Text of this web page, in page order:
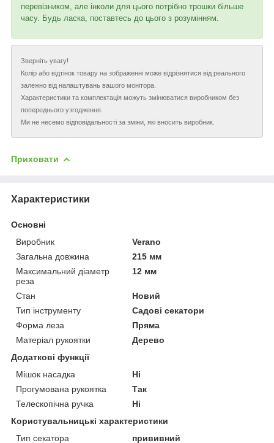
перевізником, але інколи для цього потрібно трошки більше
часу. Будь ласка, поставтесь до цього з розумінням.
Зверніть увагу!
Колір або відтінок товару на зображенні може відрізнятися від реального
залежно від налаштувань вашого монітора.
Характеристики та комплектація можуть змінюватися виробником без
попереднього узгодження.
Ми не несемо відповідальності за зміни, які вносить виробник.
Приховати
Характеристики
Основні
Виробник
Verano
Загальна довжина
215 мм
Максимальний діаметр
реза
12 мм
Стан
Новий
Тип інструменту
Садові секатори
Форма леза
Пряма
Матеріал рукоятки
Дерево
Додаткові функції
Мішок насадка
Ні
Прогумована рукоятка
Так
Телескопічна ручка
Ні
Користувальницькі характеристики
Тип секатора
прививний